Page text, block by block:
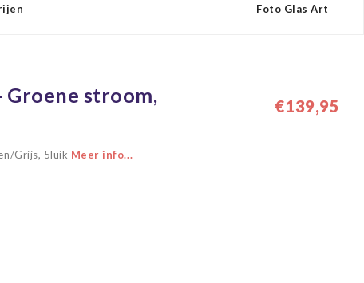
Foto Glas Art
Groene stroom,
€139,95
Grijs, 5luik Meer info...